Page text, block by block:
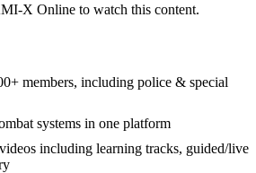
X Online to watch this content.
members, including police & special
systems in one platform
including learning tracks, guided/live